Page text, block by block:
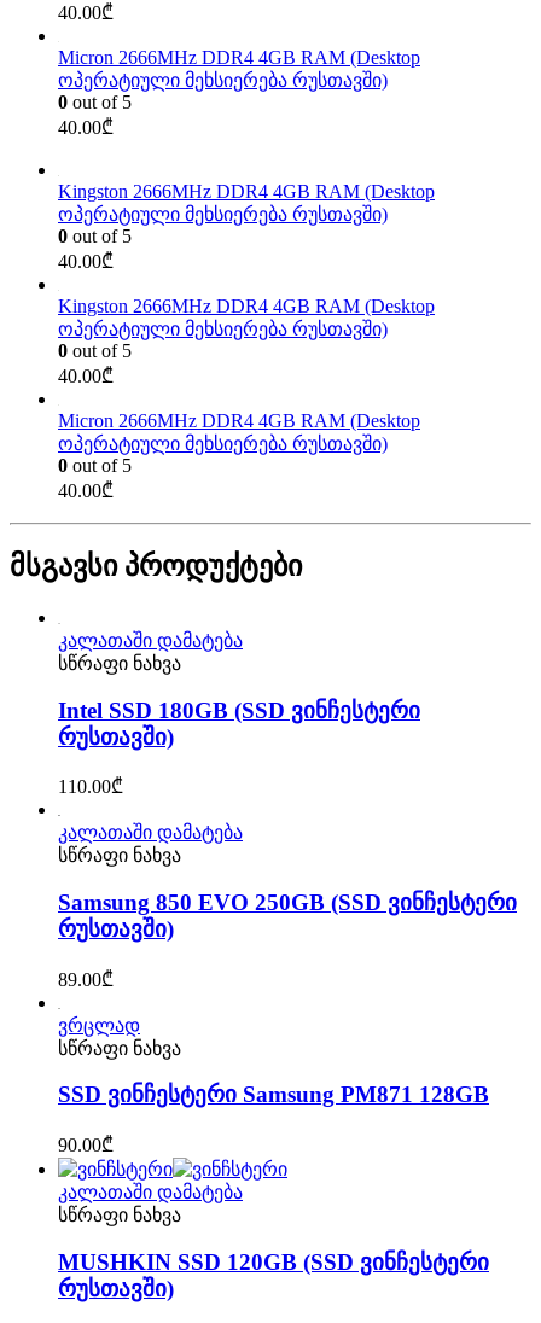
40.00₾
Micron 2666MHz DDR4 4GB RAM (Desktop
ოპერატიული მეხსიერება რუსთავში)
0 out of 5
40.00₾
Kingston 2666MHz DDR4 4GB RAM (Desktop
ოპერატიული მეხსიერება რუსთავში)
0 out of 5
40.00₾
Kingston 2666MHz DDR4 4GB RAM (Desktop
ოპერატიული მეხსიერება რუსთავში)
0 out of 5
40.00₾
Micron 2666MHz DDR4 4GB RAM (Desktop
ოპერატიული მეხსიერება რუსთავში)
0 out of 5
40.00₾
მსგავსი პროდუქტები
კალათაში დამატება
სწრაფი ნახვა
Intel SSD 180GB (SSD ვინჩესტერი
რუსთავში)
110.00₾
კალათაში დამატება
სწრაფი ნახვა
Samsung 850 EVO 250GB (SSD ვინჩესტერი
რუსთავში)
89.00₾
ვრცლად
სწრაფი ნახვა
SSD ვინჩესტერი Samsung PM871 128GB
90.00₾
კალათაში დამატება
სწრაფი ნახვა
MUSHKIN SSD 120GB (SSD ვინჩესტერი
რუსთავში)